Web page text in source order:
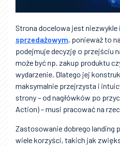
Strona docelowa jest
sprzedażowym, ponieważ to
podejmuje decyzję o przejściu
może być np. zakup produktu
wydarzenie. Dlatego jej
maksymalnie przejrzysta i
strony – od nagłówków po
Action) – musi pracować na
Zastosowanie dobrego landing
wiele korzyści, takich jak